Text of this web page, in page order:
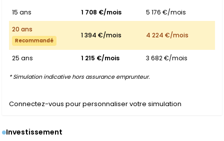
15 ans
1 708 €/mois
5 176 €/mois
20 ans
Recommandé
1 394 €/mois 4 224 €/mois
25 ans 1 215 €/mois 3 682 €/mois
* Simulation indicative hors assurance emprunteur.
Connectez-vous pour personnaliser votre simulation
Investissement